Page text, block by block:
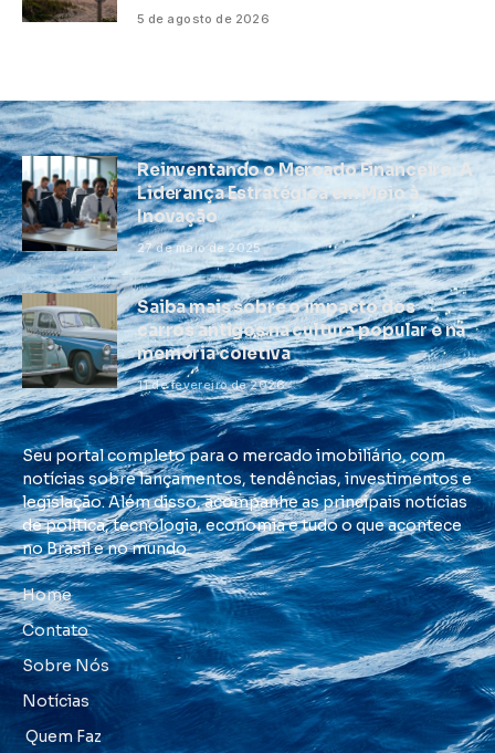
5 de agosto de 2026
Reinventando o Mercado Financeiro: A
Liderança Estratégica em Meio à
Inovação
27 de maio de 2025
Saiba mais sobre o impacto dos
carros antigos na cultura popular e na
memória coletiva
11 de fevereiro de 2026
Seu portal completo para o mercado imobiliário, com
notícias sobre lançamentos, tendências, investimentos e
legislação. Além disso, acompanhe as principais notícias
de política, tecnologia, economia e tudo o que acontece
no Brasil e no mundo.
Home
Contato
Sobre Nós
Notícias
Quem Faz